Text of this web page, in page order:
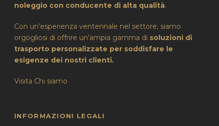
noleggio con conducente di alta qualità.
Con un’esperienza ventennale nel settore, siamo
orgogliosi di offrire un’ampia gamma di soluzioni di
trasporto personalizzate per soddisfare le
esigenze dei nostri clienti.
Visita Chi siamo
INFORMAZIONI LEGALI